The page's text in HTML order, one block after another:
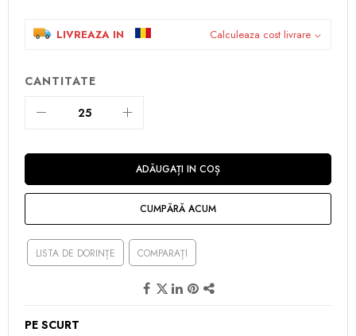
LIVREAZA IN Calculeaza cost livrare
CANTITATE
ADĂUGAȚI IN COȘ
CUMPĂRĂ ACUM
LISTA DE DORINȚE COMPARAȚI
PE SCURT